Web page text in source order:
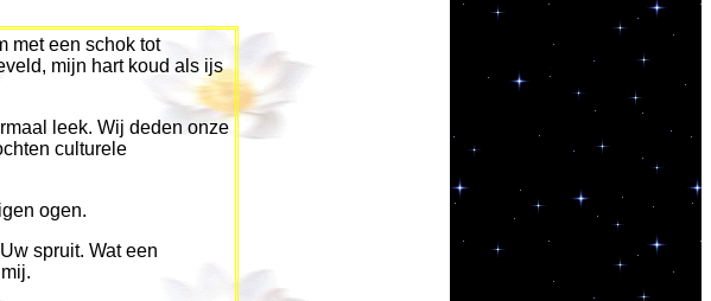
met een schok tot
mijn hart koud als ijs
leek. Wij deden onze
culturele
ogen.
spruit. Wat een